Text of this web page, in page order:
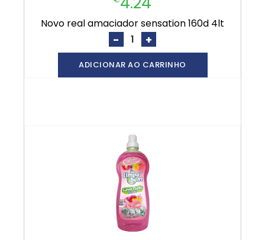
novo real amaciador sensation 160d 4lt
- +
ADICIONAR AO CARRINHO